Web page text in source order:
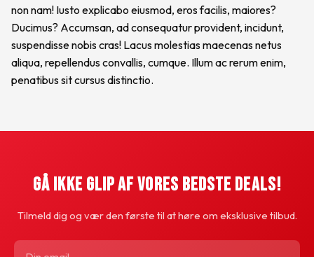
non nam! Iusto explicabo eiusmod, eros facilis, maiores?
Ducimus? Accumsan, ad consequatur provident, incidunt,
suspendisse nobis cras! Lacus molestias maecenas netus
aliqua, repellendus convallis, cumque. Illum ac rerum enim,
penatibus sit cursus distinctio.
Gå Ikke Glip Af Vores Bedste Deals!
Tilmeld dig og vær den første til at høre om eksklusive tilbud.